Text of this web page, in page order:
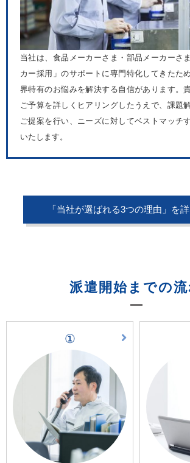
当社は、食品メーカーさま・部品メーカーさ
カー採用」のサポートに専門特化してきたた
界特有のお悩みを解決する自信があります。
ご予算を詳しくヒアリングしたうえで、課題
ご提案を行い、ニーズに対してベストマッチ
いたします。
「当社が選ばれる3つの理由」を
派遣開始までの
①